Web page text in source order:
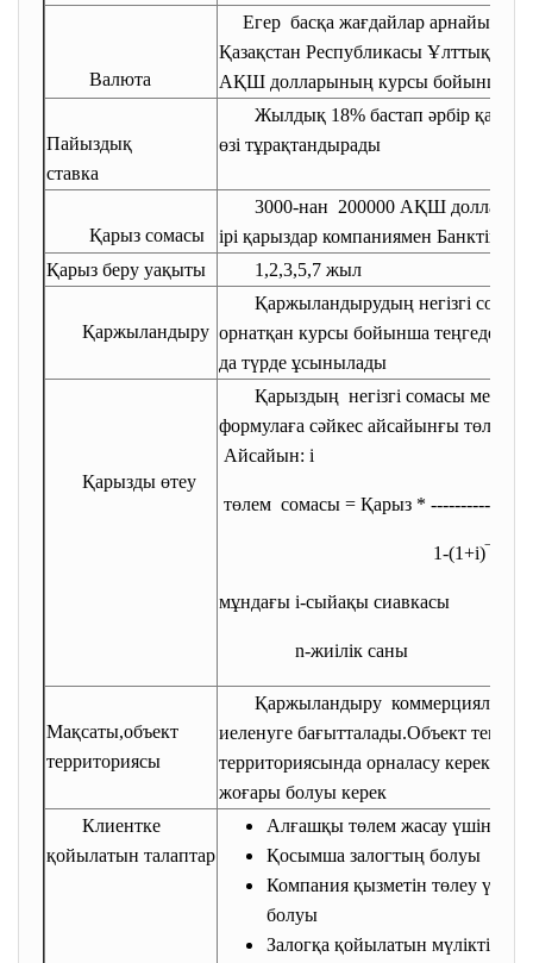
Валюта
Егер басқа жағдайлар арнайы
Қазақстан Республикасы Ұлттық
АҚШ долларының курсы бойынша
Пайыздық
ставка
Жылдық 18% бастап әрбір
өзі тұрақтандырады
Қарыз сомасы
3000-нан 200000 АҚШ
ірі қарыздар компаниямен Банктің
Қарыз беру уақыты
1,2,3,5,7 жыл
Қаржыландыру
Қаржыландырудың негізгі
орнатқан курсы бойынша теңгеде
да түрде ұсынылады
Қарызды өтеу
Қарыздың негізгі сомасы мен
формулаға сәйкес айсайынғы
Айсайын: i
төлем сомасы = Қарыз * -----------
1-(1+i)
мұндағы i-сыйақы сиавкасы
n-жиілік саны
Мақсаты,объект
территориясы
Қаржыландыру коммерциялық
иеленуге бағытталады.Объект тек
территориясында орналасу керек
жоғары болуы керек
Клиентке
қойылатын талаптар
Алғашқы төлем жасау үшін
Қосымша залогтың болуы
Компания қызметін төлеу үшін
болуы
Залогқа қойылатын мүлікті